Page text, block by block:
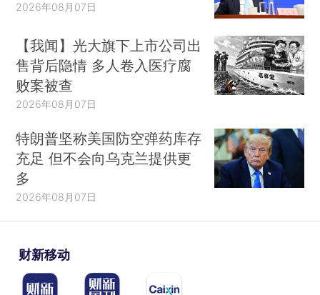
2026年08月07日
【我闻】光大旗下上市公司出
售背后隐情 多人卷入医疗腐
败案被查
2026年08月07日
特朗普坚称美国防空弹药库存
充足 但不会向乌克兰提供更
多
2026年08月07日
财新移动